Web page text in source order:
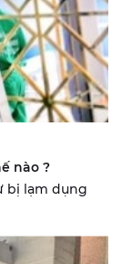
nào ?
bị lạm dụng